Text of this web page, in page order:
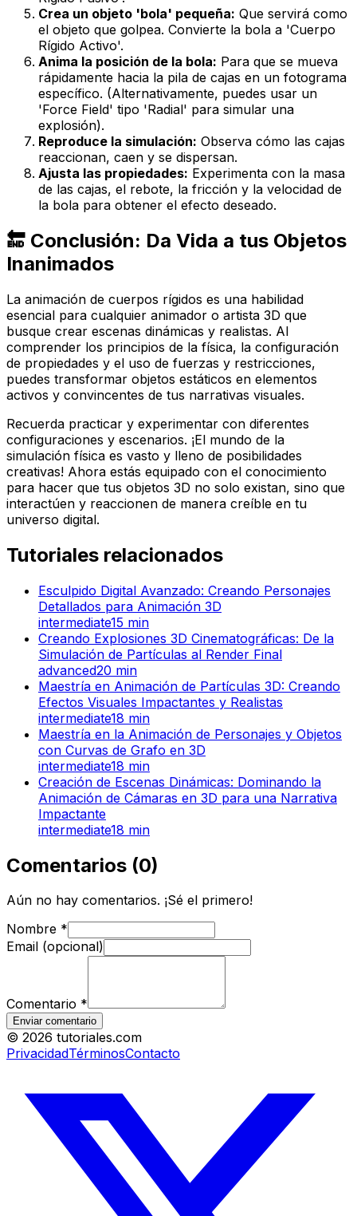
Crea un objeto 'bola' pequeña: Que servirá como
el objeto que golpea. Convierte la bola a 'Cuerpo
Rígido Activo'.
Anima la posición de la bola: Para que se mueva
rápidamente hacia la pila de cajas en un fotograma
específico. (Alternativamente, puedes usar un
'Force Field' tipo 'Radial' para simular una
explosión).
Reproduce la simulación: Observa cómo las cajas
reaccionan, caen y se dispersan.
Ajusta las propiedades: Experimenta con la masa
de las cajas, el rebote, la fricción y la velocidad de
la bola para obtener el efecto deseado.
🔚 Conclusión: Da Vida a tus Objetos
Inanimados
La animación de cuerpos rígidos es una habilidad
esencial para cualquier animador o artista 3D que
busque crear escenas dinámicas y realistas. Al
comprender los principios de la física, la configuración
de propiedades y el uso de fuerzas y restricciones,
puedes transformar objetos estáticos en elementos
activos y convincentes de tus narrativas visuales.
Recuerda practicar y experimentar con diferentes
configuraciones y escenarios. ¡El mundo de la
simulación física es vasto y lleno de posibilidades
creativas! Ahora estás equipado con el conocimiento
para hacer que tus objetos 3D no solo existan, sino que
interactúen y reaccionen de manera creíble en tu
universo digital.
Tutoriales relacionados
Esculpido Digital Avanzado: Creando Personajes
Detallados para Animación 3D
intermediate15 min
Creando Explosiones 3D Cinematográficas: De la
Simulación de Partículas al Render Final
advanced20 min
Maestría en Animación de Partículas 3D: Creando
Efectos Visuales Impactantes y Realistas
intermediate18 min
Maestría en la Animación de Personajes y Objetos
con Curvas de Grafo en 3D
intermediate18 min
Creación de Escenas Dinámicas: Dominando la
Animación de Cámaras en 3D para una Narrativa
Impactante
intermediate18 min
Comentarios (0)
Aún no hay comentarios. ¡Sé el primero!
Nombre *
Email (opcional)
Comentario *
Enviar comentario
© 2026 tutoriales.com
PrivacidadTérminosContacto